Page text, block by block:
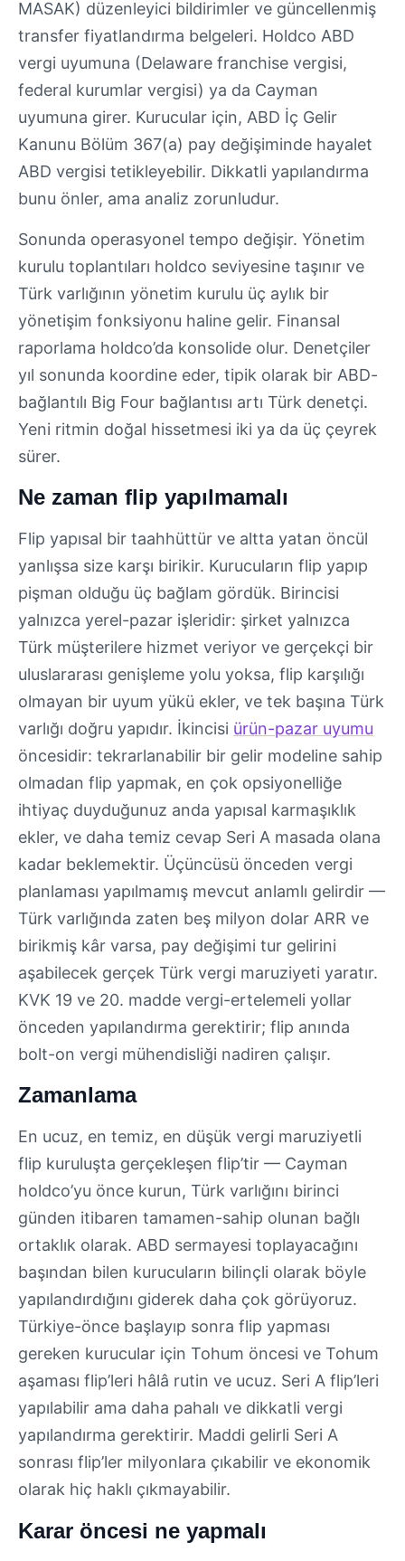
MASAK) düzenleyici bildirimler ve güncellenmiş
transfer fiyatlandırma belgeleri. Holdco ABD
vergi uyumuna (Delaware franchise vergisi,
federal kurumlar vergisi) ya da Cayman
uyumuna girer. Kurucular için, ABD İç Gelir
Kanunu Bölüm 367(a) pay değişiminde hayalet
ABD vergisi tetikleyebilir. Dikkatli yapılandırma
bunu önler, ama analiz zorunludur.
Sonunda operasyonel tempo değişir. Yönetim
kurulu toplantıları holdco seviyesine taşınır ve
Türk varlığının yönetim kurulu üç aylık bir
yönetişim fonksiyonu haline gelir. Finansal
raporlama holdco’da konsolide olur. Denetçiler
yıl sonunda koordine eder, tipik olarak bir ABD-
bağlantılı Big Four bağlantısı artı Türk denetçi.
Yeni ritmin doğal hissetmesi iki ya da üç çeyrek
sürer.
Ne zaman flip yapılmamalı
Flip yapısal bir taahhüttür ve altta yatan öncül
yanlışsa size karşı birikir. Kurucuların flip yapıp
pişman olduğu üç bağlam gördük. Birincisi
yalnızca yerel-pazar işleridir: şirket yalnızca
Türk müşterilere hizmet veriyor ve gerçekçi bir
uluslararası genişleme yolu yoksa, flip karşılığı
olmayan bir uyum yükü ekler, ve tek başına Türk
varlığı doğru yapıdır. İkincisi ürün-pazar uyumu
öncesidir: tekrarlanabilir bir gelir modeline sahip
olmadan flip yapmak, en çok opsiyonelliğe
ihtiyaç duyduğunuz anda yapısal karmaşıklık
ekler, ve daha temiz cevap Seri A masada olana
kadar beklemektir. Üçüncüsü önceden vergi
planlaması yapılmamış mevcut anlamlı gelirdir —
Türk varlığında zaten beş milyon dolar ARR ve
birikmiş kâr varsa, pay değişimi tur gelirini
aşabilecek gerçek Türk vergi maruziyeti yaratır.
KVK 19 ve 20. madde vergi-ertelemeli yollar
önceden yapılandırma gerektirir; flip anında
bolt-on vergi mühendisliği nadiren çalışır.
Zamanlama
En ucuz, en temiz, en düşük vergi maruziyetli
flip kuruluşta gerçekleşen flip’tir — Cayman
holdco’yu önce kurun, Türk varlığını birinci
günden itibaren tamamen-sahip olunan bağlı
ortaklık olarak. ABD sermayesi toplayacağını
başından bilen kurucuların bilinçli olarak böyle
yapılandırdığını giderek daha çok görüyoruz.
Türkiye-önce başlayıp sonra flip yapması
gereken kurucular için Tohum öncesi ve Tohum
aşaması flip’leri hâlâ rutin ve ucuz. Seri A flip’leri
yapılabilir ama daha pahalı ve dikkatli vergi
yapılandırma gerektirir. Maddi gelirli Seri A
sonrası flip’ler milyonlara çıkabilir ve ekonomik
olarak hiç haklı çıkmayabilir.
Karar öncesi ne yapmalı